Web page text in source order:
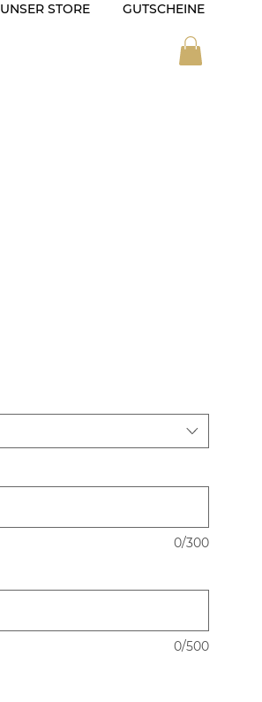
UNSER STORE GUTSCHEINE
0/300
0/500